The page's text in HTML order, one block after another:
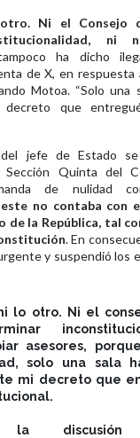
Ni el Consejo
ni
ha dicho
de X, en respuesta
Motoa. “Solo una
decreto que
del jefe de Estado
Quinta del
de nulidad
no contaba con
de la República, tal
. En
y suspendió los
lo otro. Ni el
asesores,
solo una sala
mi decreto que